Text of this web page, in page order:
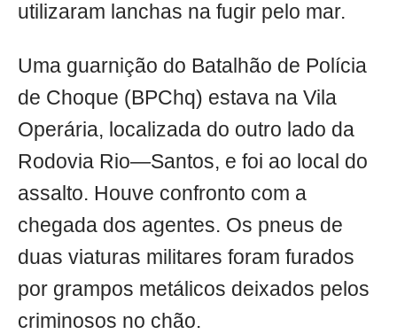
utilizaram lanchas na fugir pelo mar.
Uma guarnição do Batalhão de Polícia
de Choque (BPChq) estava na Vila
Operária, localizada do outro lado da
Rodovia Rio—Santos, e foi ao local do
assalto. Houve confronto com a
chegada dos agentes. Os pneus de
duas viaturas militares foram furados
por grampos metálicos deixados pelos
criminosos no chão.